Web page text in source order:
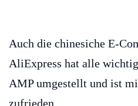
Auch die chinesiche E-
AliExpress hat alle
AMP umgestellt und ist
zufrieden.